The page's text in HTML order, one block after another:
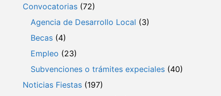
Convocatorias (72)
Agencia de Desarrollo Local (3)
Becas (4)
Empleo (23)
Subvenciones o trámites expeciales (40)
Noticias Fiestas (197)